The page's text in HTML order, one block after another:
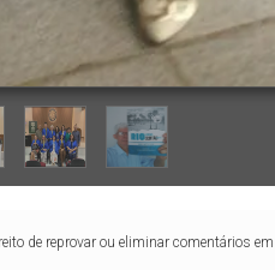
de reprovar ou eliminar comentários em